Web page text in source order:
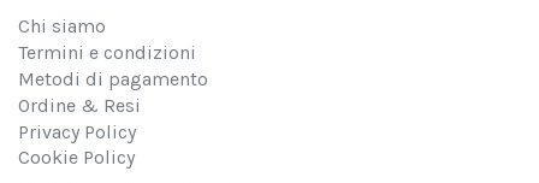
Chi siamo
Termini e condizioni
Metodi di pagamento
Ordine & Resi
Privacy Policy
Cookie Policy